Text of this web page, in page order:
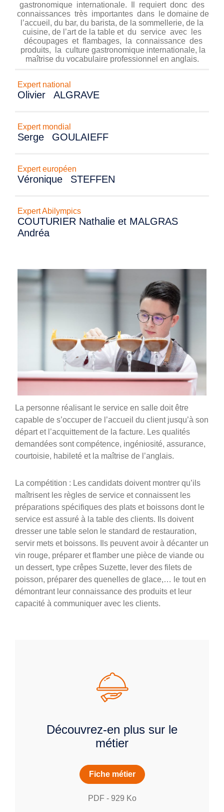
gastronomique internationale. Il requiert donc des
connaissances très importantes dans le domaine de
l’accueil, du bar, du barista, de la sommellerie, de la
cuisine, de l’art de la table et du service avec les
découpages et flambages, la connaissance des
produits, la culture gastronomique internationale, la
maîtrise du vocabulaire professionnel en anglais.
Expert national
Olivier ALGRAVE
Expert mondial
Serge GOULAIEFF
Expert européen
Véronique STEFFEN
Expert Abilympics
COUTURIER Nathalie et MALGRAS
Andréa
La personne réalisant le service en salle doit être
capable de s’occuper de l’accueil du client jusqu’à son
départ et l’acquittement de la facture. Les qualités
demandées sont compétence, ingéniosité, assurance,
courtoisie, habileté et la maîtrise de l’anglais.
La compétition : Les candidats doivent montrer qu’ils
maîtrisent les règles de service et connaissent les
préparations spécifiques des plats et boissons dont le
service est assuré à la table des clients. Ils doivent
dresser une table selon le standard de restauration,
servir mets et boissons. Ils peuvent avoir à décanter un
vin rouge, préparer et flamber une pièce de viande ou
un dessert, type crêpes Suzette, lever des filets de
poisson, préparer des quenelles de glace,… le tout en
démontrant leur connaissance des produits et leur
capacité à communiquer avec les clients.
Découvrez-en plus sur le
métier
Fiche métier
PDF - 929 Ko